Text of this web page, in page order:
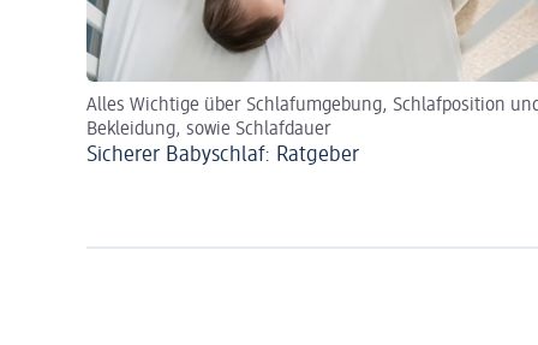
Alles Wichtige über Schlafumgebung, Schlafposition
Bekleidung, sowie Schlafdauer
Sicherer Babyschlaf: Ratgeber